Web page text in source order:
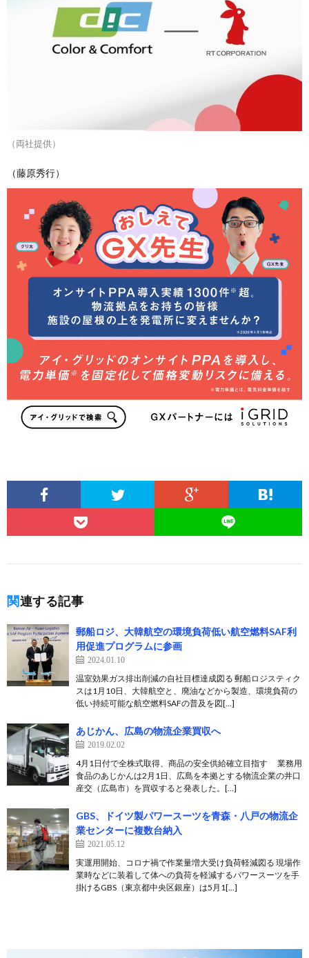
（両社提供）
（藤原秀行）
関連する記事
郵船ロジ、大韓航空の環境負荷低い航空燃料SAF利
用促進プログラムに参画
2024.01.10
温室効果ガス排出削減の自社目標達成図る 郵船ロジスティク
スは1月10日、大韓航空と、廃油などから製造、環境負荷の
低い持続可能な航空燃料SAFの普及を図[…]
あじかん、広島の物流企業買収へ
2019.02.02
4月1日付で全株式取得、商品の安全供給確立目指す 業務用
食品のあじかんは2月1日、広島を本拠とする物流企業の井口
産交（広島市）を買収すると発表した。[…]
GBS、ドイツ製パワースーツを青森・八戸の物流企
業センターに複数台納入
2021.05.12
実運用開始、コロナ禍で作業量増大受け負荷軽減図る 現場作
業時などに装着して体への負荷を軽減するパワースーツを手
掛けるGBS（東京都中央区銀座）は5月1[…]